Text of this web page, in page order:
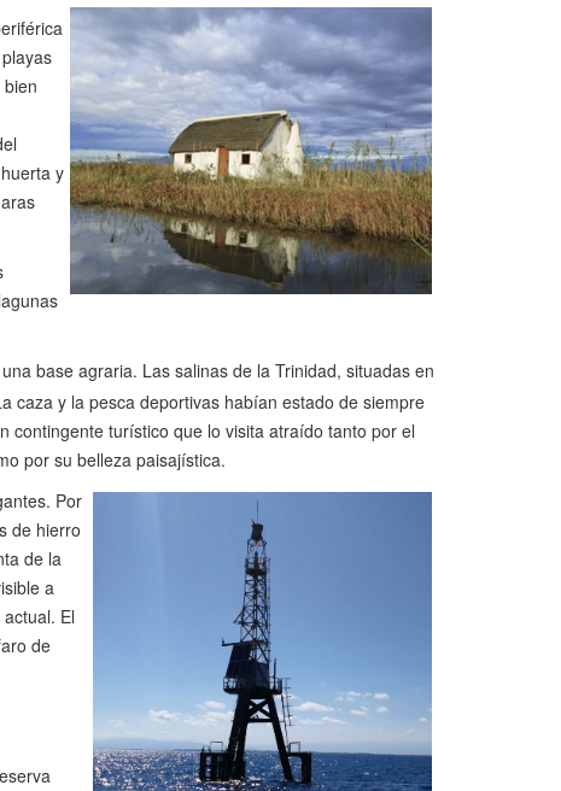
y
base agraria. Las salinas de la Trinidad, situadas en
caza y la pesca deportivas habían estado de siempre
contingente turístico que lo visita atraído tanto por el
por su belleza paisajística.
Por
de hierro
de la
a
El
de